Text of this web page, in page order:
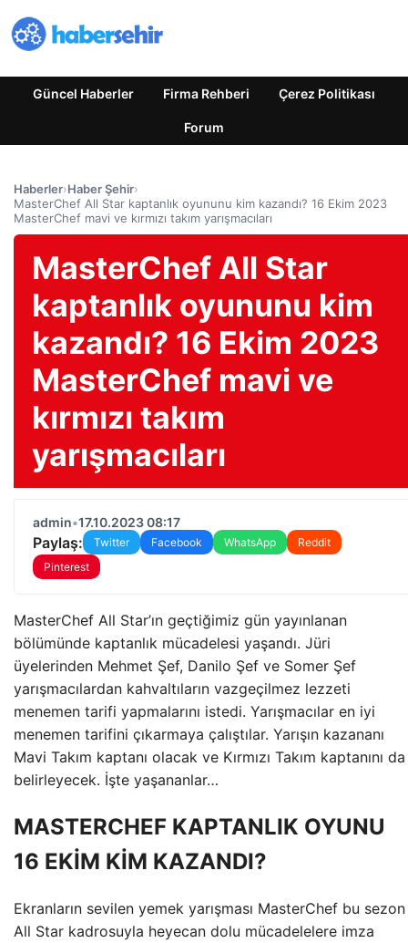
Güncel Haberler Firma Rehberi Çerez Politikası
Forum
Haberler›Haber Şehir›
MasterChef All Star kaptanlık oyununu kim kazandı? 16 Ekim 2023
MasterChef mavi ve kırmızı takım yarışmacıları
MasterChef All Star
kaptanlık oyununu kim
kazandı? 16 Ekim 2023
MasterChef mavi ve
kırmızı takım
yarışmacıları
admin•17.10.2023 08:17
Paylaş: Twitter Facebook WhatsApp
Reddit
Pinterest
MasterChef All Star’ın geçtiğimiz gün yayınlanan
bölümünde kaptanlık mücadelesi yaşandı. Jüri
üyelerinden Mehmet Şef, Danilo Şef ve Somer Şef
yarışmacılardan kahvaltıların vazgeçilmez lezzeti
menemen tarifi yapmalarını istedi. Yarışmacılar en iyi
menemen tarifini çıkarmaya çalıştılar. Yarışın kazananı
Mavi Takım kaptanı olacak ve Kırmızı Takım kaptanını da
belirleyecek. İşte yaşananlar…
MASTERCHEF KAPTANLIK OYUNU
16 EKİM KİM KAZANDI?
Ekranların sevilen yemek yarışması MasterChef bu sezon
All Star kadrosuyla heyecan dolu mücadelelere imza